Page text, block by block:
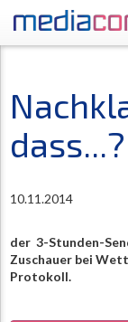
10.11.2014
der 3-Stunden-
Zuschauer bei
Protokoll.